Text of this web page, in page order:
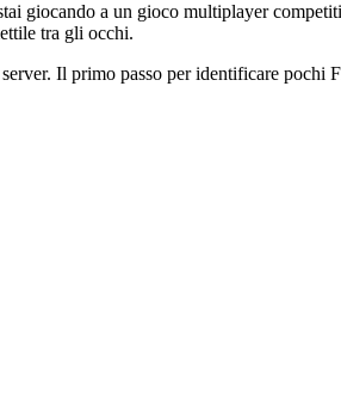
giocando a un gioco multiplayer
tra gli occhi.
Il primo passo per identificare pochi